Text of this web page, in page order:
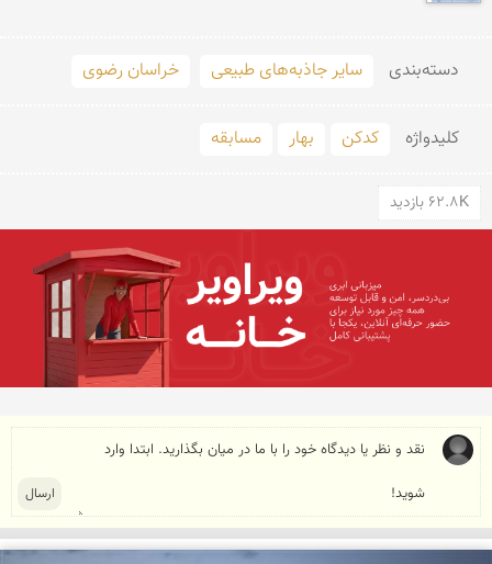
دسته‌بندی سایر جاذبه‌های طبیعی خراسان رضوی
کلید‌واژه کدکن بهار مسابقه
62.8K بازدید